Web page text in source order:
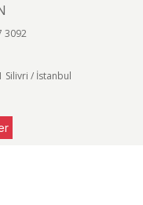
3092
Silivri / İstanbul